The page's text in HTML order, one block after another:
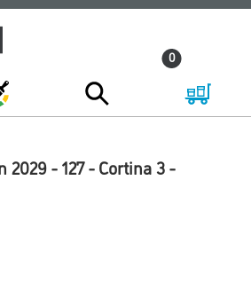
0
2029 - 127 - Cortina 3 -